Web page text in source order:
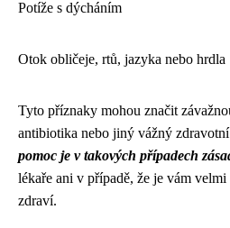
Potíže s dýcháním
Otok obličeje, rtů, jazyka nebo hrdla
Tyto příznaky mohou značit
antibiotika nebo jiný vážný
pomoc je v takových případech
lékaře ani v případě, že je vám velmi
zdraví.